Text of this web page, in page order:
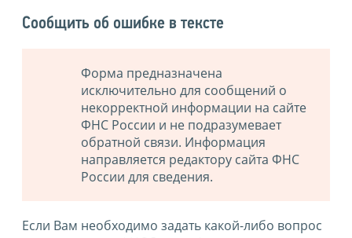
Сообщить об ошибке в тексте
Форма предназначена
исключительно для сообщений о
некорректной информации на сайте
ФНС России и не подразумевает
обратной связи. Информация
направляется редактору сайта ФНС
России для сведения.
Если Вам необходимо задать какой-либо вопрос